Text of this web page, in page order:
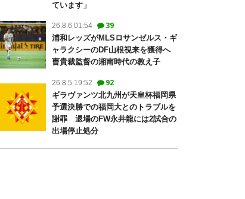
ています」
26.8.6 01:54 39
浦和レッズがMLSロサンゼルス・ギ
ャラクシーのDF山根視来を獲得へ
曺貴裁監督の湘南時代の教え子
26.8.5 19:52 92
ギラヴァンツ北九州が天皇杯福岡県
予選決勝での福岡大とのトラブルを
謝罪 退場のFW永井龍には2試合の
出場停止処分